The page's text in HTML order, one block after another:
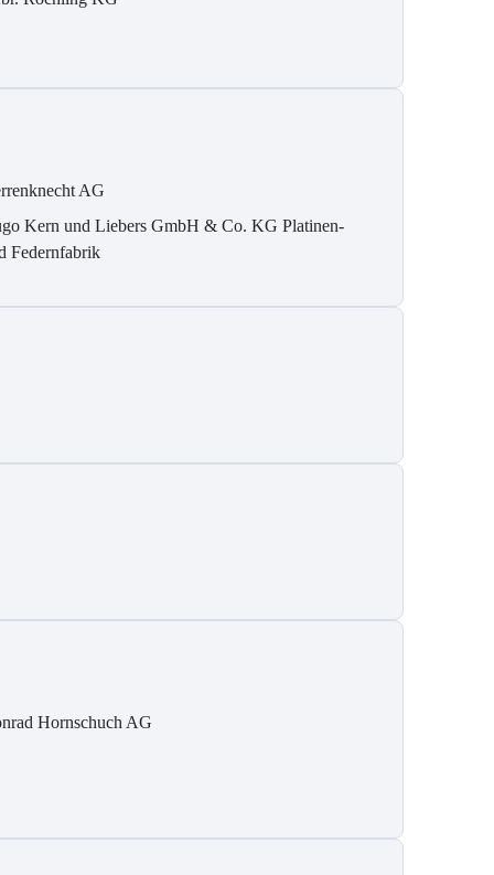
AG
Kern und Liebers GmbH & Co. KG Platinen-
Federnfabrik
Hornschuch AG